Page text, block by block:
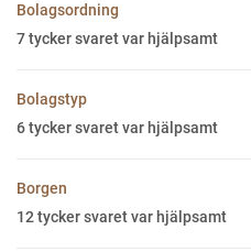
Bolagsordning
7tycker svaret var hjälpsamt
Bolagstyp
6tycker svaret var hjälpsamt
Borgen
12tycker svaret var hjälpsamt